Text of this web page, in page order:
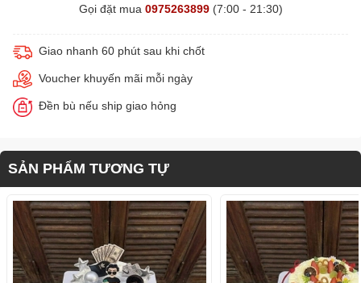
Gọi đặt mua 0975263899(7:00 - 21:30)
Giao nhanh 60 phút sau khi chốt
Voucher khuyến mãi mỗi ngày
Đền bù nếu ship giao hỏng
SẢN PHẨM TƯƠNG TỰ